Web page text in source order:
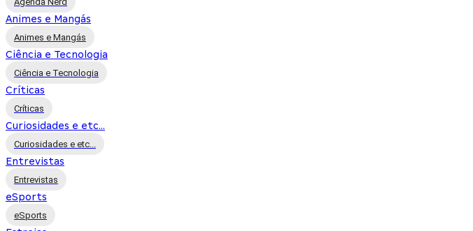
Animes e Mangás
Animes e Mangás
Ciência e Tecnologia
Ciência e Tecnologia
Críticas
Críticas
Curiosidades e etc...
Curiosidades e etc...
Entrevistas
Entrevistas
eSports
eSports